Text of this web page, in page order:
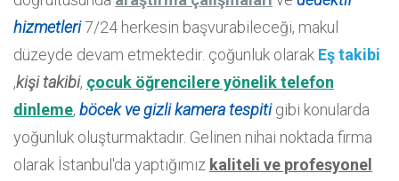
hizmetleri7/24 herkesin başvurabileceği, makul
düzeyde devam etmektedir. çoğunluk olarak Eş takibi
,kişi takibi, çocuk öğrencilere yönelik telefon
dinleme, böcek ve gizli kamera tespitigibi konularda
yoğunluk oluşturmaktadır. Gelinen nihai noktada firma
olarak İstanbul'da yaptığımız kaliteli ve profesyonel